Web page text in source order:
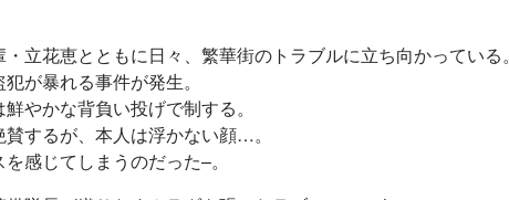
立花恵とともに日々、繁華街のトラブルに立ち向かっている。
が暴れる事件が発生。
やかな背負い投げで制する。
するが、本人は浮かない顔…。
感じてしまうのだった–。